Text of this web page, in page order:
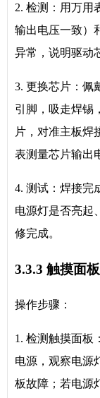
2. 检测：用万用
输出电压一致）
异常，说明驱动
3. 更换芯片：佩
引脚，吸走焊锡
片，对准主板焊
表测量芯片输出
4. 测试：焊接完
电源灯是否亮起
修完成。
3.3.3 触摸面
操作步骤：
1. 检测触摸面板
电源，观察电源
板故障；若电源